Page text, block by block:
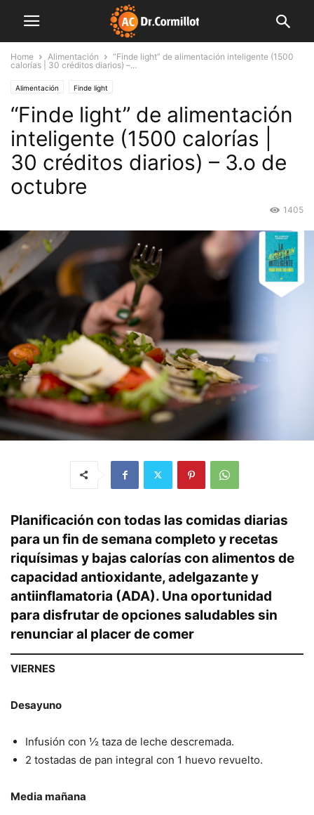
Home Alimentación
“Finde light” de alimentación inteligente (1500
calorías | 30 créditos diarios) –...
Alimentación Finde light
“Finde light” de alimentación
inteligente (1500 calorías |
30 créditos diarios) – 3.o de
octubre
1405
Planificación con todas las comidas diarias
para un fin de semana completo y recetas
riquísimas y bajas calorías con alimentos de
capacidad antioxidante, adelgazante y
antiinflamatoria (ADA). Una oportunidad
para disfrutar de opciones saludables sin
renunciar al placer de comer
VIERNES
Desayuno
Infusión con ½ taza de leche descremada.
2 tostadas de pan integral con 1 huevo revuelto.
Media mañana